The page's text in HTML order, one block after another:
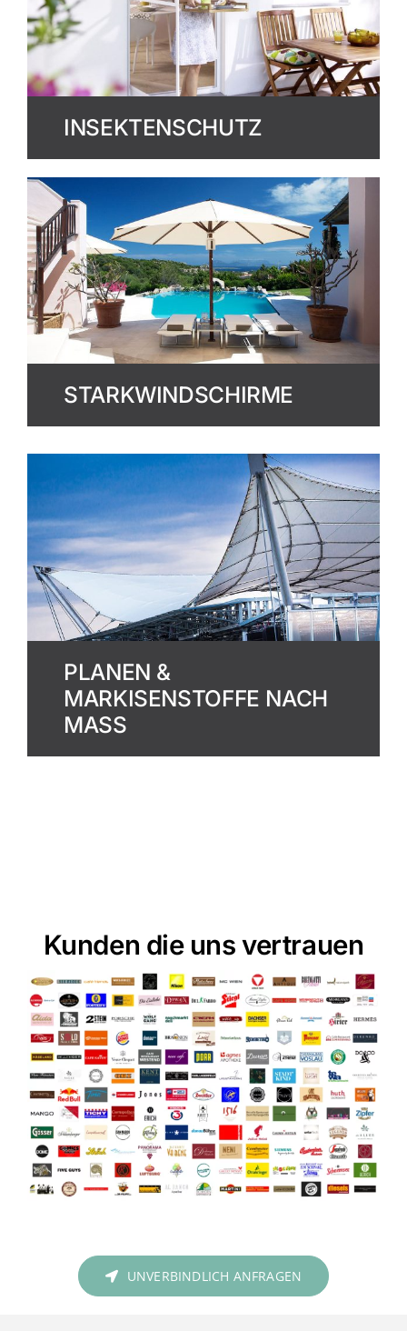
INSEKTENSCHUTZ
STARKWINDSCHIRME
PLANEN &
MARKISENSTOFFE NACH
MASS
Kunden die uns vertrauen
UNVERBINDLICH ANFRAGEN